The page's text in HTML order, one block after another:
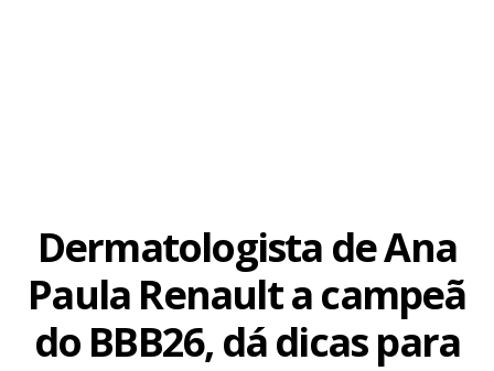
Dermatologista de Ana
Paula Renault a campeã
do BBB26, dá dicas para